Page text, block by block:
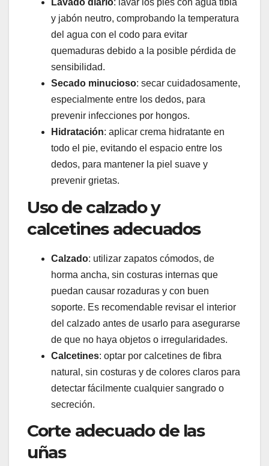
y jabón neutro, comprobando la temperatura
del agua con el codo para evitar
quemaduras debido a la posible pérdida de
sensibilidad.
Secado minucioso: secar cuidadosamente,
especialmente entre los dedos, para
prevenir infecciones por hongos.
Hidratación: aplicar crema hidratante en
todo el pie, evitando el espacio entre los
dedos, para mantener la piel suave y
prevenir grietas.
Uso de calzado y
calcetines adecuados
Calzado: utilizar zapatos cómodos, de
horma ancha, sin costuras internas que
puedan causar rozaduras y con buen
soporte. Es recomendable revisar el interior
del calzado antes de usarlo para asegurarse
de que no haya objetos o irregularidades.
Calcetines: optar por calcetines de fibra
natural, sin costuras y de colores claros para
detectar fácilmente cualquier sangrado o
secreción.
Corte adecuado de las
uñas